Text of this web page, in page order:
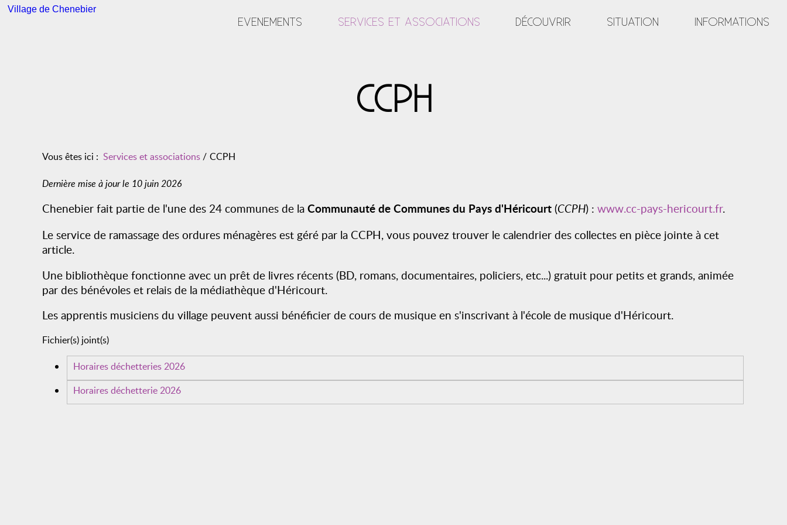
Village de Chenebier
EVENEMENTS SERVICES ET ASSOCIATIONS DÉCOUVRIR SITUATION INFORMATIONS
CCPH
Vous êtes ici : Services et associations / CCPH
Dernière mise à jour le 10 juin 2026
Chenebier fait partie de l'une des 24 communes de la Communauté de Communes du Pays d'Héricourt (CCPH) : www.cc-pays-hericourt.fr.
Le service de ramassage des ordures ménagères est géré par la CCPH, vous pouvez trouver le calendrier des collectes en pièce jointe à cet
article.
Une bibliothèque fonctionne avec un prêt de livres récents (BD, romans, documentaires, policiers, etc...) gratuit pour petits et grands, animée
par des bénévoles et relais de la médiathèque d'Héricourt.
Les apprentis musiciens du village peuvent aussi bénéficier de cours de musique en s'inscrivant à l'école de musique d'Héricourt.
Fichier(s) joint(s)
Horaires déchetteries 2026
Horaires déchetterie 2026